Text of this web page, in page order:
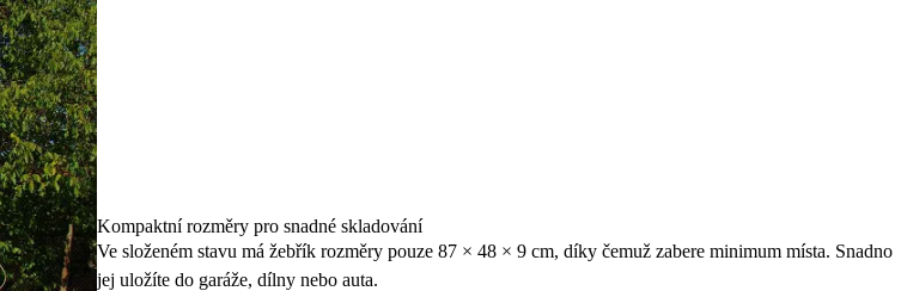
Kompaktní rozměry pro snadné skladování
Ve složeném stavu má žebřík rozměry pouze 87 × 48 × 9 cm, díky čemuž zabere minimum místa. Snadno
jej uložíte do garáže, dílny nebo auta.